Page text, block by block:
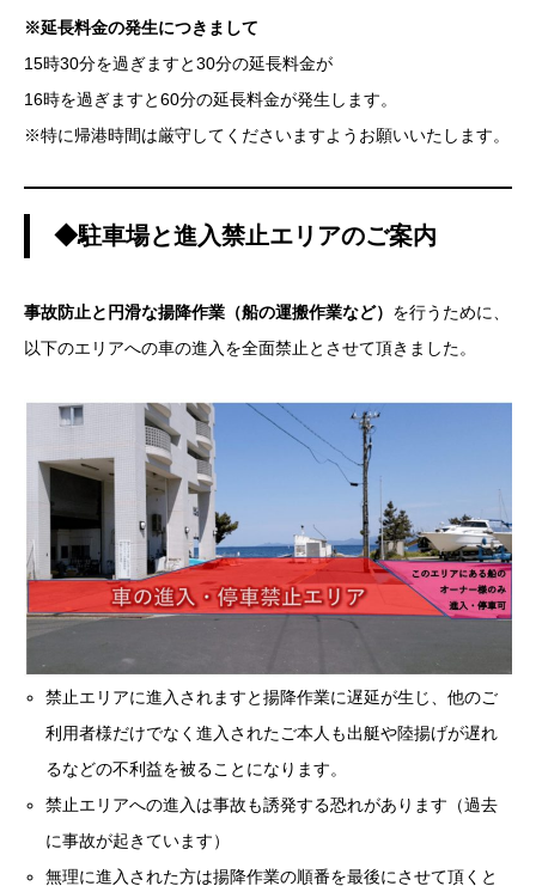
※延長料金の発生につきまして
15時30分を過ぎますと30分の延長料金が
16時を過ぎますと60分の延長料金が発生します。
※特に帰港時間は厳守してくださいますようお願いいたします。
◆駐車場と進入禁止エリアのご案内
事故防止と円滑な揚降作業（船の運搬作業など） を行うために、
以下のエリアへの車の進入を全面禁止とさせて頂きました。
禁止エリアに進入されますと揚降作業に遅延が生じ、他のご
利用者様だけでなく進入されたご本人も出艇や陸揚げが遅れ
るなどの不利益を被ることになります。
禁止エリアへの進入は事故も誘発する恐れがあります（過去
に事故が起きています）
無理に進入された方は揚降作業の順番を最後にさせて頂くと